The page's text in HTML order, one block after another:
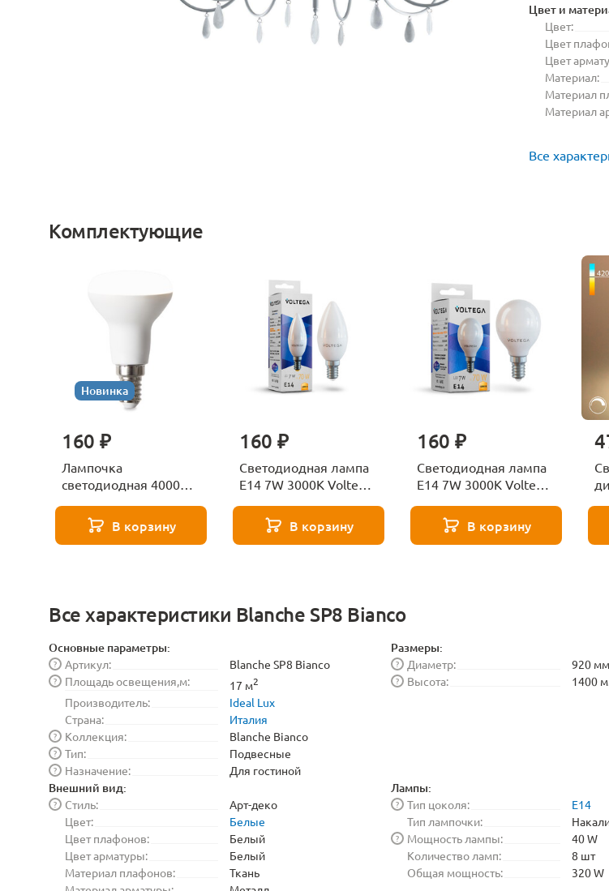
Цвет и
Цвет:
Цвет
Цвет
Материал:
Материал
Материал
Все
Комплектующие
Новинка
160 ₽
Лампочка
светодиодная 4000К
271 8585В корзину
160 ₽
Светодиодная лампа
E14 7W 3000K Voltega
В корзину
160 ₽
Светодиодная лампа
E14 7W 3000K Voltega
В корзину
Все характеристики Blanche SP8 Bianco
Основные параметры:
Артикул:
?
Blanche SP8 Bianco
Площадь освещения,м:
? 17 м2
Производитель:
Ideal Lux
Страна:
Италия
Коллекция:
?
Blanche Bianco
Тип:
?
Подвесные
Назначение:
? Для гостиной
Размеры:
Диаметр:
?
920
Высота:
? 1400
Внешний вид:
Стиль:
?
Арт-деко
Цвет:
Белые
Цвет плафонов:
Белый
Цвет арматуры:
Белый
Материал плафонов:
Ткань
Лампы:
Тип цоколя:
?
E14
Тип лампочки:
Мощность лампы:
?
40 W
Количество ламп:
8 шт
Общая мощность:
320 W